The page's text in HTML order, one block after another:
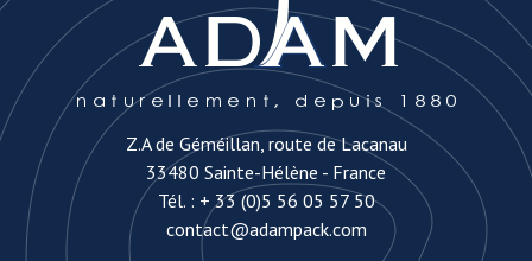
Z.A de Géméillan, route de Lacanau
33480 Sainte-Hélène - France
Tél. : + 33 (0)5 56 05 57 50
contact@adampack.com